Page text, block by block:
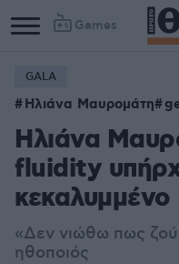
Games
GALA
Ηλιάνα Μαυρομάτη
Ηλιάνα
fluidity
κεκαλυμμένο
«Δεν νιώθω πως
ηθοποιός